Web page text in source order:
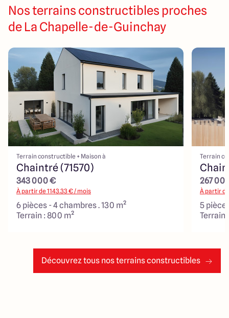
Nos terrains constructibles proches
de La Chapelle-de-Guinchay
Terrain constructible + Maison à
Chaintré (71570)
343 000 €
À partir de1143.33€ / mois
6 pièces - 4 chambres . 130 m²
Terrain : 800 m²
Terrain
267
À partir
5
Terrain
Découvrez tous nos terrains constructibles